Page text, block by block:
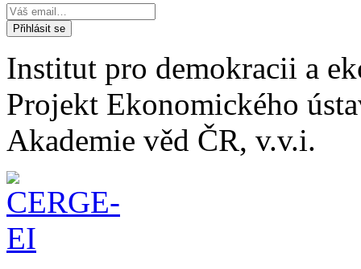
Institut pro demokracii a
Projekt Ekonomického
Akademie věd ČR, v.v.i.